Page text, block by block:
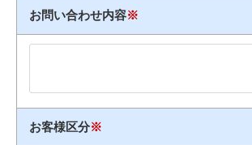
お問い合わせ内容※
お客様区分※